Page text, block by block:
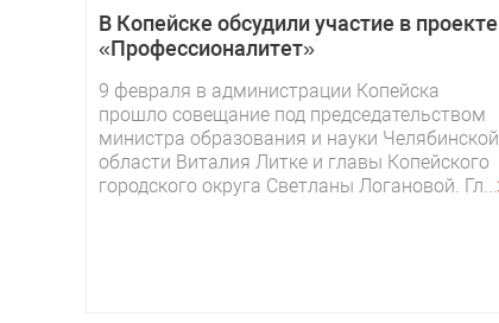
В Копейске обсудили участие в проекте
«Профессионалитет»
9 февраля в администрации Копейска
прошло совещание под председательством
министра образования и науки Челябинской
области Виталия Литке и главы Копейского
городского округа Светланы Логановой. Гл...